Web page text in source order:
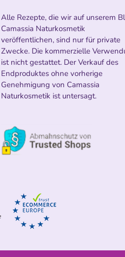
Alle Rezepte, die wir auf unserem
Camassia Naturkosmetik
veröffentlichen, sind nur für private
Zwecke. Die kommerzielle
ist nicht gestattet. Der Verkauf des
Endproduktes ohne vorherige
Genehmigung von Camassia
Naturkosmetik ist untersagt.